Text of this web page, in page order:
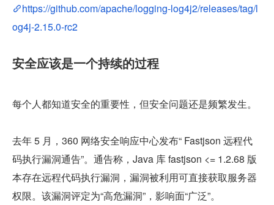
https://github.com/apache/logging-log4j2/releases/tag/l
og4j-2.15.0-rc2
安全应该是一个持续的过程
每个人都知道安全的重要性，但安全问题还是频繁发生。
去年 5 月，360 网络安全响应中心发布“ Fastjson 远程代
码执行漏洞通告”。通告称，Java 库 fastjson <= 1.2.68 版
本存在远程代码执行漏洞，漏洞被利用可直接获取服务器
权限。该漏洞评定为“高危漏洞”，影响面“广泛”。